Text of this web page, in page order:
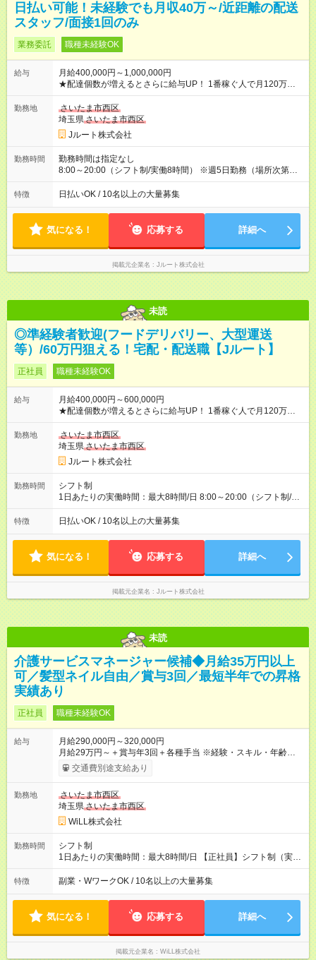
日払い可能！未経験でも月収40万～/近距離の配送
スタッフ/面接1回のみ
業務委託 職種未経験OK
給与
月給400,000円～1,000,000円
★配達個数が増えるとさらに給与UP！ 1番稼ぐ人で月120万ほ
ど！ ・主要都市エリア 月収55万円／週5日稼働 月収65万~112
万円／週6日稼働 ・地方郊外エリア 月収40万円／週5日稼働 月
収40万円~50万円／週6日稼働 ＜モデルイメージ＞ ■月収50万
円 (27歳男性/江東区在住)※元建築関係 1日150個配達×25日勤務
(日休み) ■月収80万円(43歳男性/墨田区在住)※元営業 1日200個
勤務地
さいたま市西区
埼玉県さいたま市西区
Jルート株式会社
勤務時間
勤務時間は指定なし
8:00～20:00（シフト制/実働8時間） ※週5日勤務（場所次第で
は週4も有り） ※配達状況によって時間外での勤務可能性有り ※
案件により多少の前後あり ※配達が完了次第、帰社OKです
特徴 日払いOK / 10名以上の大量募集
気になる！ 応募する 詳細へ
掲載元企業名 Jルート株式会社
未読
◎準経験者歓迎(フードデリバリー、大型運送
等）/60万円狙える！宅配・配送職【Jルート】
正社員 職種未経験OK
給与
月給400,000円～600,000円
★配達個数が増えるとさらに給与UP！ 1番稼ぐ人で月120万ほ
ど！ ・主要都市エリア 月収55万円／週5日稼働 月収65万~112
万円／週6日稼働 ・地方郊外エリア 月収40万円／週5日稼働 月
収40万円~50万円／週6日稼働 ＜モデルイメージ＞ ■月収50万
円 (27歳男性/江東区在住)※元建築関係 1日150個配達×25日勤務
(日休み) ■月収80万円(43歳男性/墨田区在住)※元営業 1日200個
勤務地
さいたま市西区
埼玉県さいたま市西区
Jルート株式会社
勤務時間
シフト制
1日あたりの実働時間：最大8時間/日 8:00～20:00（シフト制/実
働8時間） ※週5日勤務（場所次第では週4も有り） ※配達状況に
よって時間外での勤務可能性有り ※案件により多少の前後あり
特徴 日払いOK / 10名以上の大量募集
気になる！ 応募する 詳細へ
掲載元企業名 Jルート株式会社
未読
介護サービスマネージャー候補◆月給35万円以上
可／髪型ネイル自由／賞与3回／最短半年での昇格
実績あり
正社員 職種未経験OK
給与
月給290,000円～320,000円
月給29万円～＋賞与年3回＋各種手当 ※経験・スキル・年齢を考
慮し加給優遇 ■日勤のみを希望する方 月給27万円～＋賞与年3回
＋各種手当 ■夜勤のみを希望する方 月給30万円～＋賞与年3回＋
用形態、給与は本採用時と同じです。
交通費別途支給あり
勤務地
さいたま市西区
埼玉県さいたま市西区
WiLL株式会社
勤務時間
シフト制
1日あたりの実働時間：最大8時間/日 【正社員】シフト制（実働
8時間） 【アルバイト】週1日・8hから勤務可能 ◎勤務例 日勤／
9時～18時（休憩60分） 夜勤／22時～翌7時（休憩60分） ◎働
りなど、ご希望の働き方をお気軽にご相談ください。
特徴 副業・WワークOK / 10名以上の大量募集
気になる！ 応募する 詳細へ
掲載元企業名 WiLL株式会社